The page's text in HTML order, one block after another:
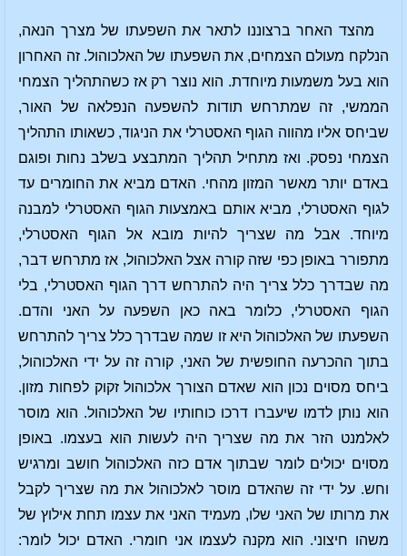
מהצד האחר ברצוננו לתאר את השפעתו של מצרך הנאה,
הנלקח מעולם הצמחים, את השפעתו של האלכוהול. זה האחרון
הוא בעל משמעות מיוחדת. הוא נוצר רק אז כשהתהליך הצמחי
הממשי, זה שמתרחש תודות להשפעה הנפלאה של האור,
שביחס אליו מהווה הגוף האסטרלי את הניגוד, כשאותו התהליך
הצמחי נפסק. ואז מתחיל תהליך המתבצע בשלב נחות ופוגם
באדם יותר מאשר המזון מהחי. האדם מביא את החומרים עד
לגוף האסטרלי, מביא אותם באמצעות הגוף האסטרלי למבנה
מיוחד. אבל מה שצריך להיות מובא אל הגוף האסטרלי,
מתפורר באופן כפי שזה קורה אצל האלכוהול, אז מתרחש דבר,
מה שבדרך כלל צריך היה להתרחש דרך הגוף האסטרלי, בלי
הגוף האסטרלי, כלומר באה כאן השפעה על האני והדם.
השפעתו של האלכוהול היא זו שמה שבדרך כלל צריך להתרחש
בתוך ההכרעה החופשית של האני, קורה זה על ידי האלכוהול,
ביחס מסוים נכון הוא שאדם הצורך אלכוהול זקוק לפחות מזון.
הוא נותן לדמו שיעברו דרכו כוחותיו של האלכוהול. הוא מוסר
לאלמנט הזר את מה שצריך היה לעשות הוא בעצמו. באופן
מסוים יכולים לומר שבתוך אדם כזה האלכוהול חושב ומרגיש
וחש. על ידי זה שהאדם מוסר לאלכוהול את מה שצריך לקבל
את מרותו של האני שלו, מעמיד האני את עצמו תחת אילוץ של
משהו חיצוני. הוא מקנה לעצמו אני חומרי. האדם יכול לומר: